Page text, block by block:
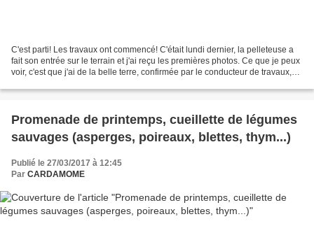
C'est parti! Les travaux ont commencé! C'était lundi dernier, la pelleteuse a
fait son entrée sur le terrain et j'ai reçu les premières photos. Ce que je peux
voir, c'est que j'ai de la belle terre, confirmée par le conducteur de travaux,
Promenade de printemps, cueillette de légumes
sauvages (asperges, poireaux, blettes, thym...)
Publié le 27/03/2017 à 12:45
Par CARDAMOME